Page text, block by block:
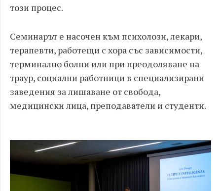
този процес.
Семинарът е насочен към психолози, лекари,
терапевти, работещи с хора със зависимости,
терминално болни или при преодоляване на
траур, социални работници в специализирани
заведения за лишаване от свобода,
медицински лица, преподаватели и студенти.